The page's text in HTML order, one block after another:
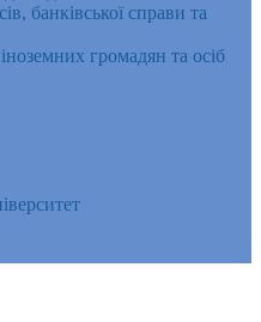
банківської справи та
громадян та осіб